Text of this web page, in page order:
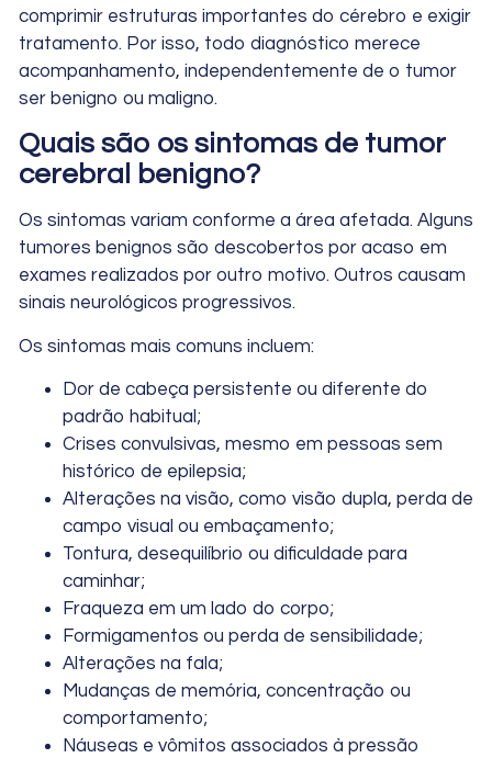
comprimir estruturas importantes do cérebro e exigir
tratamento. Por isso, todo diagnóstico merece
acompanhamento, independentemente de o tumor
ser benigno ou maligno.
Quais são os sintomas de tumor
cerebral benigno?
Os sintomas variam conforme a área afetada. Alguns
tumores benignos são descobertos por acaso em
exames realizados por outro motivo. Outros causam
sinais neurológicos progressivos.
Os sintomas mais comuns incluem:
Dor de cabeça persistente ou diferente do
padrão habitual;
Crises convulsivas, mesmo em pessoas sem
histórico de epilepsia;
Alterações na visão, como visão dupla, perda de
campo visual ou embaçamento;
Tontura, desequilíbrio ou dificuldade para
caminhar;
Fraqueza em um lado do corpo;
Formigamentos ou perda de sensibilidade;
Alterações na fala;
Mudanças de memória, concentração ou
comportamento;
Náuseas e vômitos associados à pressão